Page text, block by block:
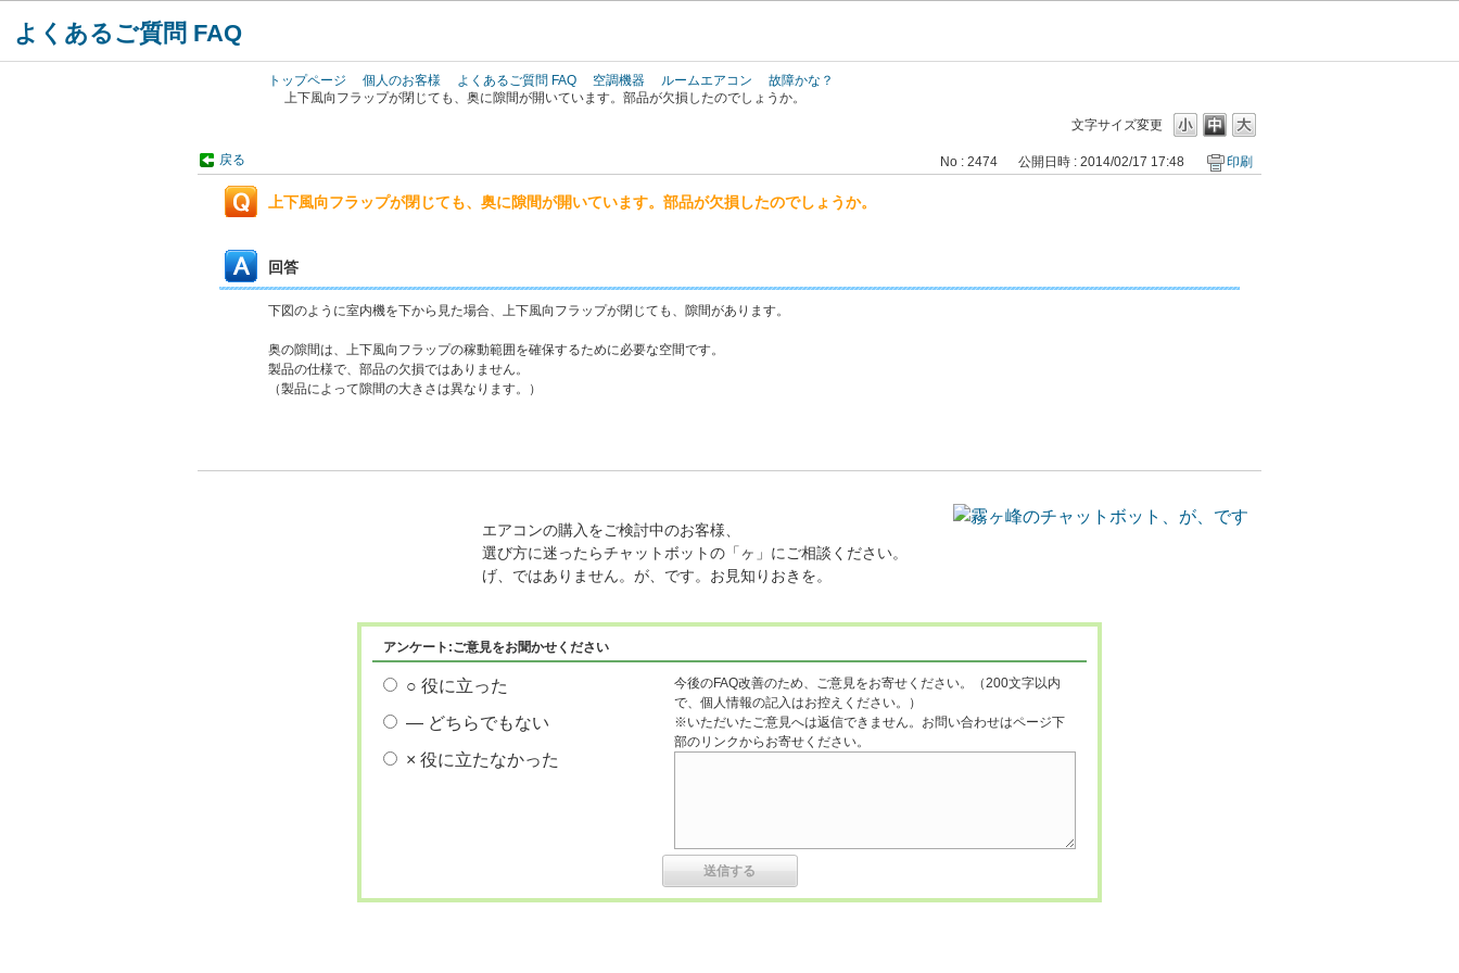
よくあるご質問 FAQ
トップページ 個人のお客様 よくあるご質問 FAQ 空調機器 ルームエアコン
故障かな？
上下風向フラップが閉じても、奥に隙間が開いています。部品が欠損したのでしょうか。
文字サイズ変更
戻る No : 2474 公開日時 : 2014/02/17 17:48 印刷
上下風向フラップが閉じても、奥に隙間が開いています。部品が欠損したのでしょうか。
回答
下図のように室内機を下から見た場合、上下風向フラップが閉じても、隙間があります。
奥の隙間は、上下風向フラップの稼動範囲を確保するために必要な空間です。
製品の仕様で、部品の欠損ではありません。
（製品によって隙間の大きさは異なります。）
エアコンの購入をご検討中のお客様、
選び方に迷ったらチャットボットの「ヶ」にご相談ください。
げ、ではありません。が、です。お見知りおきを。
アンケート:ご意見をお聞かせください
○ 役に立った
― どちらでもない
× 役に立たなかった
今後のFAQ改善のため、ご意見をお寄せください。（200文字以内
で、個人情報の記入はお控えください。）
※いただいたご意見へは返信できません。お問い合わせはページ下
部のリンクからお寄せください。